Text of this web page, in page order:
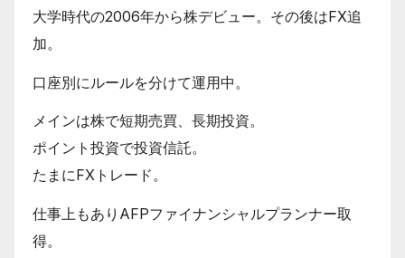
大学時代の2006年から株デビュー。その後はFX追
加。
口座別にルールを分けて運用中。
メインは株で短期売買、長期投資。
ポイント投資で投資信託。
たまにFXトレード。
仕事上もありAFPファイナンシャルプランナー取
得。